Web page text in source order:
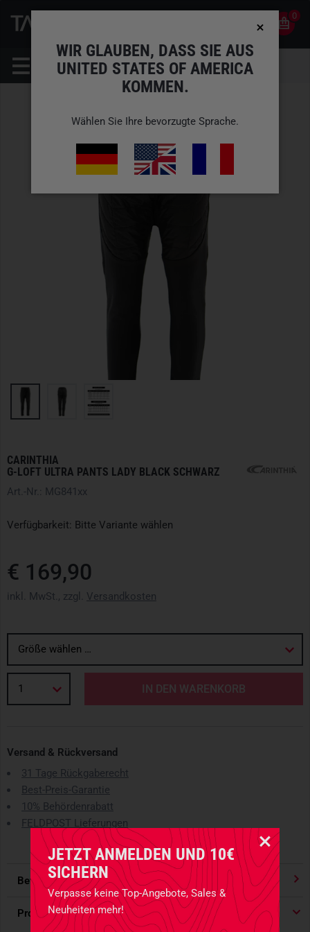
JETZT ANMELDEN UND 10€
SICHERN
Verpasse keine Top-Angebote, Sales &
Neuheiten mehr!
0
CARINTHIA
G-LOFT ULTRA PANTS LADY BLACK SCHWARZ
Art.-Nr.: MG841xx
Verfügbarkeit: Bitte Variante wählen
€ 169,90
inkl. MwSt., zzgl. Versandkosten
Größe wählen …
1 IN DEN WARENKORB
Versand & Rückversand
31 Tage Rückgaberecht
Best-Preis-Garantie
10% Behördenrabatt
FELDPOST Lieferungen
Bewertungen 4.91/ 5 Sternen
Produktdetails
WIR GLAUBEN, DASS SIE AUS
UNITED STATES OF AMERICA
KOMMEN.
Wählen Sie Ihre bevorzugte Sprache.